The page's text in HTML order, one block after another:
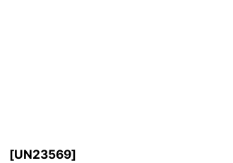
[UN23569]